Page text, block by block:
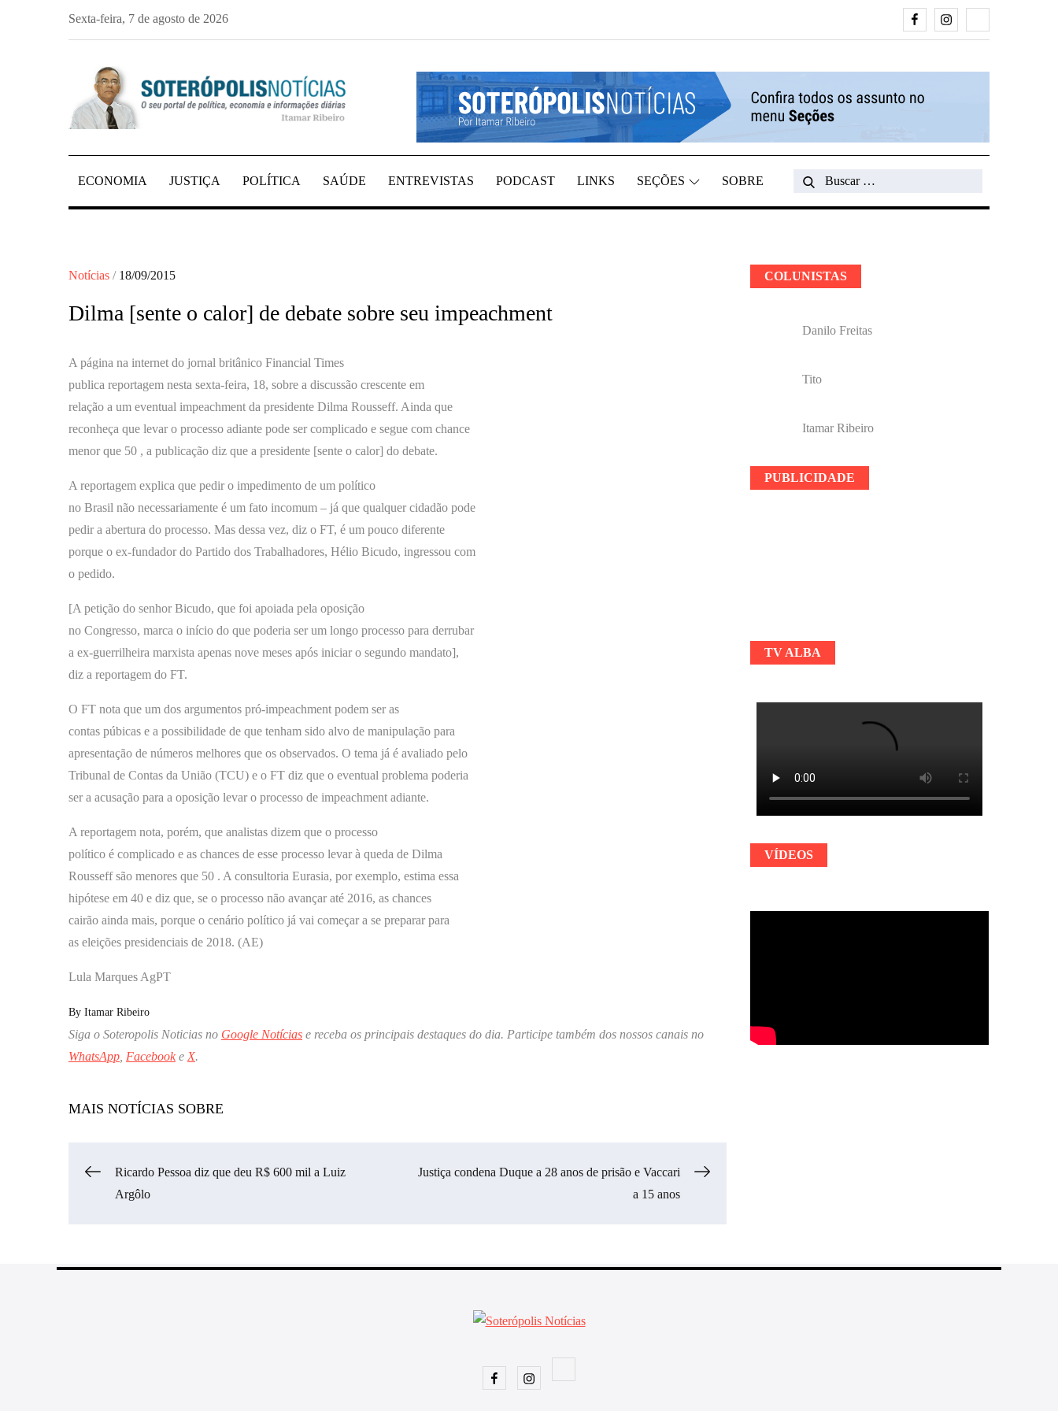
Sexta-feira, 7 de agosto de 2026 FacebookInstagram
SOTERÓPOLIS NOTÍCIAS
PORTAL DE NOTÍCIAS DE SALVADOR E REGIÃO, POR ITAMAR RIBEIRO
ECONOMIA JUSTIÇA POLÍTICA SAÚDE ENTREVISTAS PODCAST LINKS SEÇÕES SOBRE
Search
Search
Notícias Posted
18/09/2015
Dilma [sente o calor] de debate sobre seu impeachment
A página na internet do jornal britânico Financial Times
publica reportagem nesta sexta-feira, 18, sobre a discussão crescente em
relação a um eventual impeachment da presidente Dilma Rousseff. Ainda que
reconheça que levar o processo adiante pode ser complicado e segue com chance
menor que 50 , a publicação diz que a presidente [sente o calor] do debate.
A reportagem explica que pedir o impedimento de um político
no Brasil não necessariamente é um fato incomum – já que qualquer cidadão pode
pedir a abertura do processo. Mas dessa vez, diz o FT, é um pouco diferente
porque o ex-fundador do Partido dos Trabalhadores, Hélio Bicudo, ingressou com
o pedido.
[A petição do senhor Bicudo, que foi apoiada pela oposição
no Congresso, marca o início do que poderia ser um longo processo para derrubar
a ex-guerrilheira marxista apenas nove meses após iniciar o segundo mandato],
diz a reportagem do FT.
O FT nota que um dos argumentos pró-impeachment podem ser as
contas púbicas e a possibilidade de que tenham sido alvo de manipulação para
apresentação de números melhores que os observados. O tema já é avaliado pelo
Tribunal de Contas da União (TCU) e o FT diz que o eventual problema poderia
ser a acusação para a oposição levar o processo de impeachment adiante.
A reportagem nota, porém, que analistas dizem que o processo
político é complicado e as chances de esse processo levar à queda de Dilma
Rousseff são menores que 50 . A consultoria Eurasia, por exemplo, estima essa
hipótese em 40 e diz que, se o processo não avançar até 2016, as chances
cairão ainda mais, porque o cenário político já vai começar a se preparar para
as eleições presidenciais de 2018. (AE)
Lula Marques AgPT
By Itamar Ribeiro
Siga o Soteropolis Noticias no Google Notícias e receba os principais destaques do dia. Participe também dos nossos canais no
WhatsApp Facebook e X.
MAIS NOTÍCIAS SOBRE
Navegação
Post
Ricardo Pessoa diz que deu R$ 600 mil a Luiz
Argôlo
Justiça condena Duque a 28 anos de prisão e Vaccari
a 15 anos
COLUNISTAS
Danilo Freitas
Tito
Itamar Ribeiro
PUBLICIDADE
TV ALBA
VÍDEOS
FacebookInstagram